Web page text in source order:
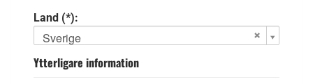
Land (*):
Sverige
Ytterligare information